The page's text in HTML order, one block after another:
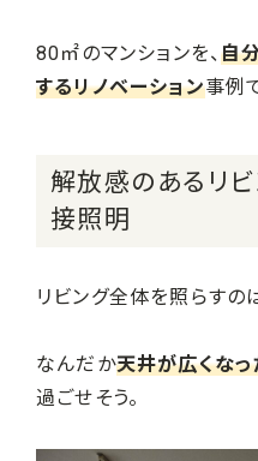
80㎡のマンションを、自
するリノベーション事例
解放感のあるリ
接照明
リビング全体を照らすの
なんだか天井が広くなっ
過ごせそう。